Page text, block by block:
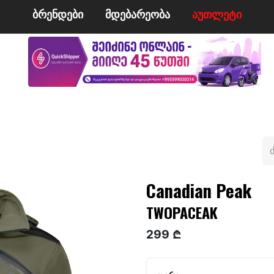
ბრენდები მდე​​ბარეობა ა​​უ​​​​​​თლეტი
Canadian Peak
TWOPACEAK
299 ₾